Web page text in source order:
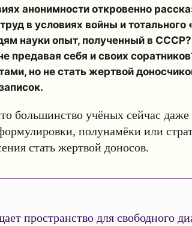
анонимности откровенно
в условиях войны и тотального
науки опыт, полученный в
предавая себя и своих
но не стать жертвой
большинство учёных сейчас даже
полунамёки или
стать жертвой доносов.
пространство для свободного